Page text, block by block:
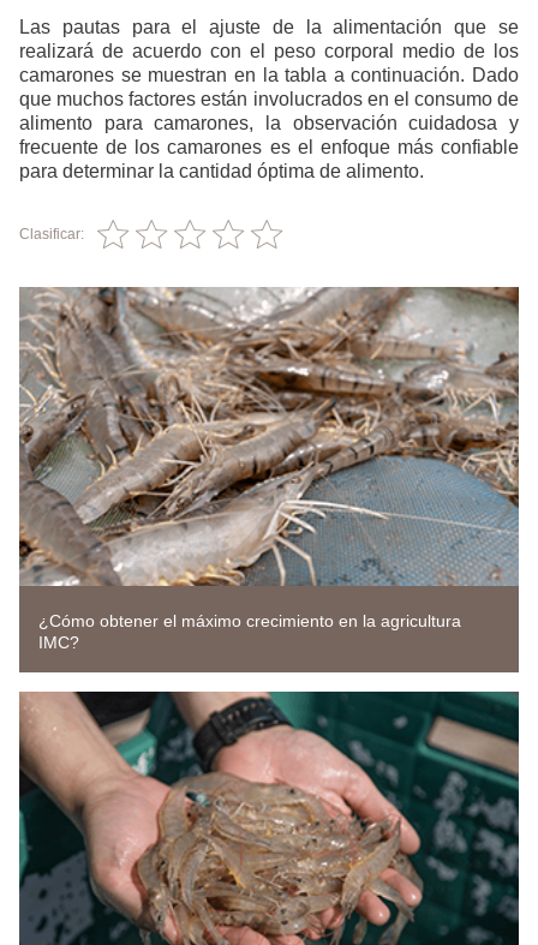
Las pautas para el ajuste de la alimentación que se
realizará de acuerdo con el peso corporal medio de los
camarones se muestran en la tabla a continuación. Dado
que muchos factores están involucrados en el consumo de
alimento para camarones, la observación cuidadosa y
frecuente de los camarones es el enfoque más confiable
para determinar la cantidad óptima de alimento.
Clasificar:
¿Cómo obtener el máximo crecimiento en la agricultura
IMC?